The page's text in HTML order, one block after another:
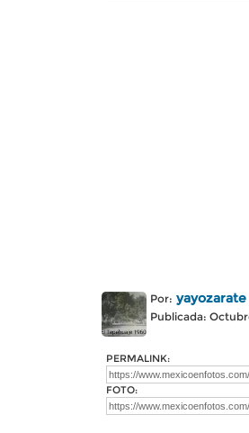
Por: yayozarate
Publicada:
PERMALINK:
FOTO: